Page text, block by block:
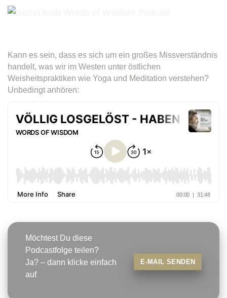
Kann es sein, dass es sich um ein großes Missverständnis
handelt, was wir im Westen unter östlichen
Weisheitspraktiken wie Yoga und Meditation verstehen?
Unbedingt anhören:
Möchtest Du diese
Podcastfolge teilen?
Ja? – dann klicke einfach
auf
E-MAIL SENDEN